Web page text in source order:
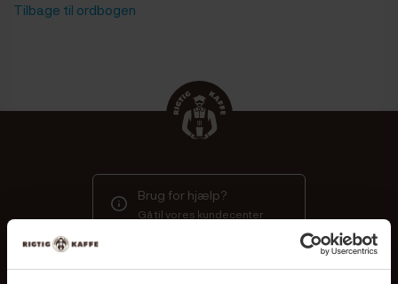
Tilbage til ordbogen
Brug for hjælp?
Gå til vores kundecenter